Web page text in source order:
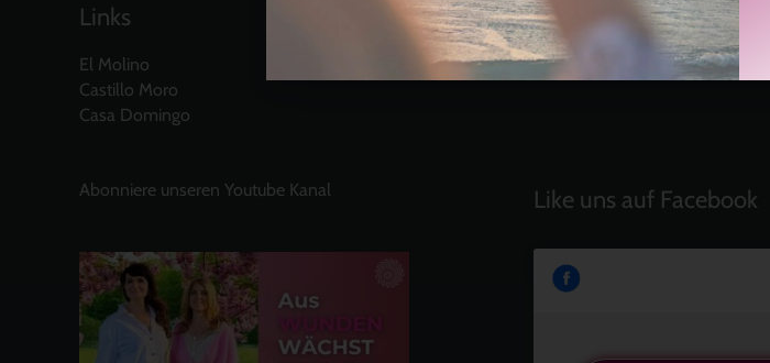
Links
El Molino
Castillo Moro
Casa Domingo
Abonniere unseren Youtube Kanal
Manchmal braucht es einfach
Berührung, Begegnung und ein
Like uns auf Facebook